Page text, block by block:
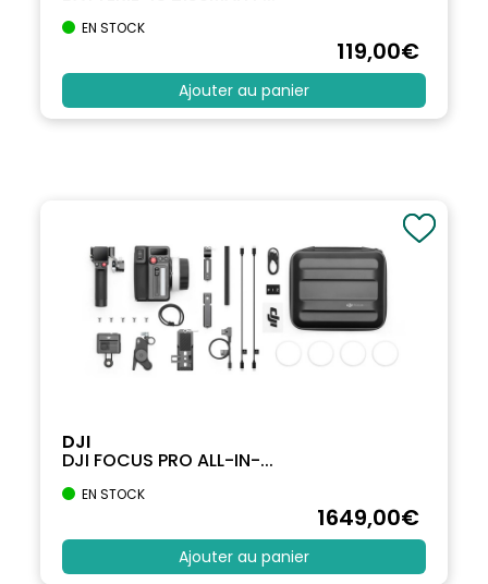
EN STOCK
119,00€
Ajouter au panier
DJI
DJI FOCUS PRO ALL-IN-...
EN STOCK
1649,00€
Ajouter au panier